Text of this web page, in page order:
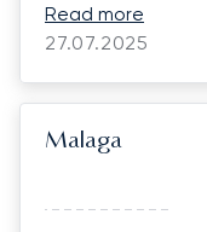
and was up in the
definitely use
Read more
27.07.2025
Malaga